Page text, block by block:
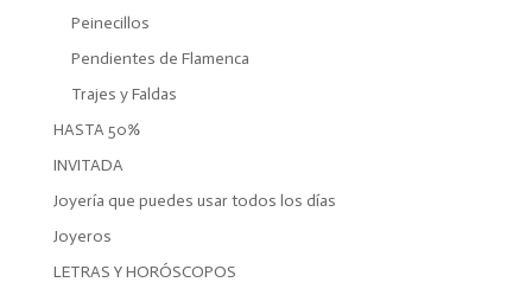
Peinecillos
Pendientes de Flamenca
Trajes y Faldas
HASTA 50%
INVITADA
Joyería que puedes usar todos los días
Joyeros
LETRAS Y HORÓSCOPOS